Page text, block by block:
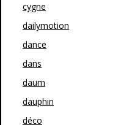
cygne
dailymotion
dance
dans
daum
dauphin
déco